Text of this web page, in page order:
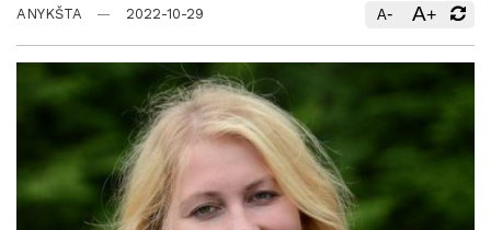
ANYKŠTA 2022-10-29 A- A+